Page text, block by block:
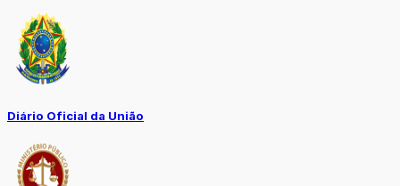
Diário Oficial da União